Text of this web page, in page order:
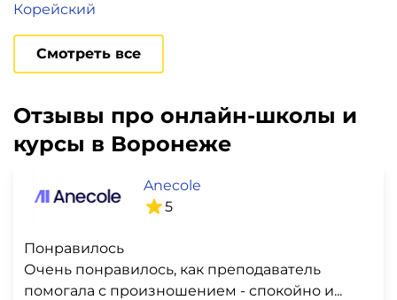
Корейский
Смотреть все
Отзывы про онлайн-школы и
курсы в Воронеже
Anecole
5
Понравилось
Очень понравилось, как преподаватель
помогала с произношением - спокойно и...